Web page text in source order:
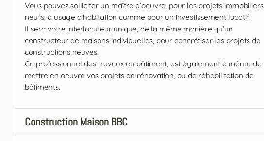
Vous pouvez solliciter un maître d’oeuvre, pour les projets immobiliers
neufs, à usage d’habitation comme pour un investissement locatif.
Il sera votre interlocuteur unique, de la même manière qu’un
constructeur de maisons individuelles, pour concrétiser les projets de
constructions neuves.
Ce professionnel des travaux en bâtiment, est également à même de
mettre en oeuvre vos projets de rénovation, ou de réhabilitation de
bâtiments.
Construction Maison BBC